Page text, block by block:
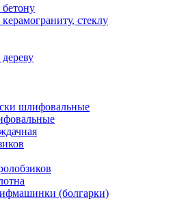
стеклу
шлифовальные
(болгарки)